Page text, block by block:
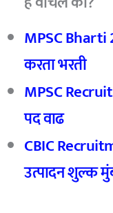
MPSC Bharti
करता भरती
MPSC
पद वाढ
CBIC
उत्पादन शुल्क